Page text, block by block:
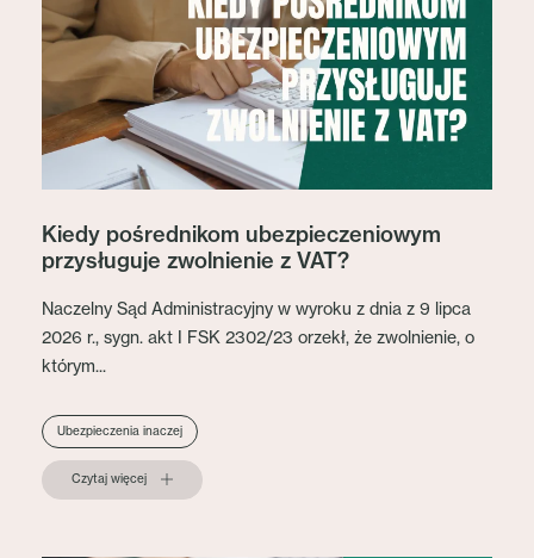
Kiedy pośrednikom ubezpieczeniowym
przysługuje zwolnienie z VAT?
Naczelny Sąd Administracyjny w wyroku z dnia z 9 lipca
2026 r., sygn. akt I FSK 2302/23 orzekł, że zwolnienie, o
którym...
Ubezpieczenia inaczej
Czytaj więcej